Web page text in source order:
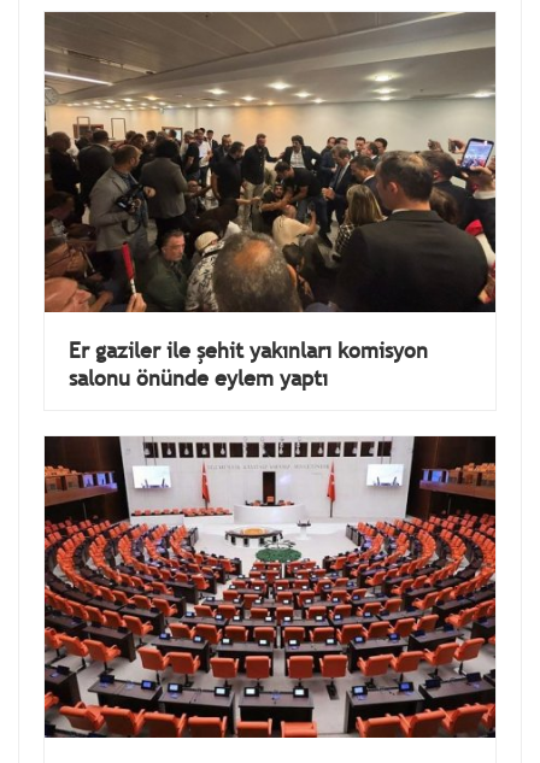
Er gaziler ile şehit yakınları komisyon
salonu önünde eylem yaptı